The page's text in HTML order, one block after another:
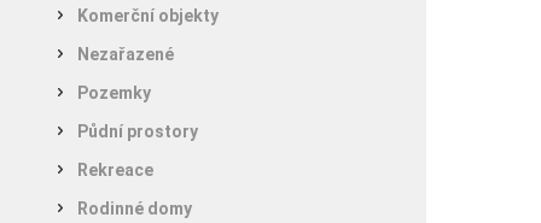
Komerční objekty
Nezařazené
Pozemky
Půdní prostory
Rekreace
Rodinné domy